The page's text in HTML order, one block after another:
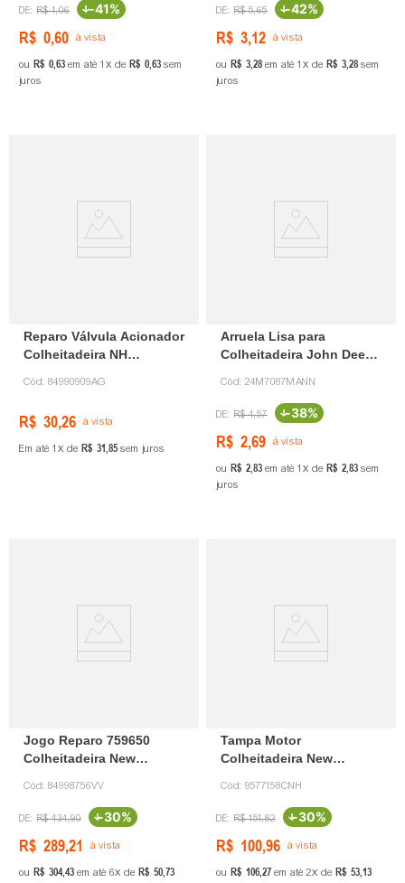
R$ 1,06 -41%
R$ 0,60 à vista
ou R$ 0,63 em até 1 de R$ 0,63 sem
juros
R$ 5,65 -42%
R$ 3,12 à vista
ou R$ 3,28 em até 1 de R$ 3,28 sem
juros
Reparo Válvula Acionador
Colheitadeira NH
Cód: 84990909AG
R$ 30,26 à vista
Em até 1 de R$ 31,85 sem juros
Arruela Lisa para
Colheitadeira John Deere
Cód: 24M7087MANN
R$ 4,57 -38%
R$ 2,69 à vista
ou R$ 2,83 em até 1 de R$ 2,83 sem
juros
Jogo Reparo 759650
Colheitadeira New
Cód: 84998756VV
R$ 434,90 -30%
R$ 289,21 à vista
ou R$ 304,43 em até 6 de R$ 50,73
Tampa Motor
Colheitadeira New
Cód: 9577158CNH
R$ 151,82 -30%
R$ 100,96 à vista
ou R$ 106,27 em até2 de R$ 53,13